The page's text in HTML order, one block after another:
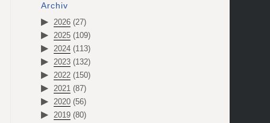
Archiv
2026 (27)
2025 (109)
2024 (113)
2023 (132)
2022 (150)
2021 (87)
2020 (56)
2019 (80)